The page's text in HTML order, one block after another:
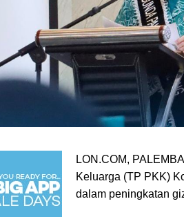
LON.COM,
Keluarga (TP PKK)
dalam peningkatan